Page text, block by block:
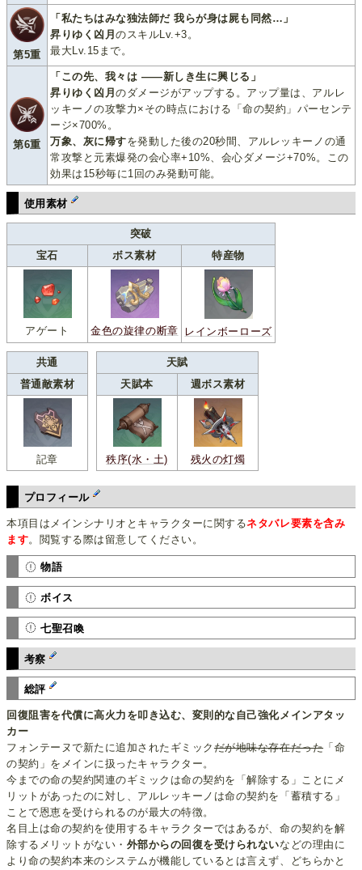
第5重
「私たちはみな独法師だ 我らが身は屍も同然…」
昇りゆく凶月のスキルLv.+3。
最大Lv.15まで。
第6重
「この先、我々は ——新しき生に興じる」
昇りゆく凶月のダメージがアップする。アップ量は、アルレ
ッキーノの攻撃力×その時点における「命の契約」パーセンテ
ージ×700%。
万象、灰に帰すを発動した後の20秒間、アルレッキーノの通
常攻撃と元素爆発の会心率+10%、会心ダメージ+70%。この
効果は15秒毎に1回のみ発動可能。
使用素材
突破
宝石
ボス素材 特産物
アゲート 金色の旋律の断章 レインボーローズ
共通
普通敵素材
記章
天賦
天賦本
週ボス素材
秩序(水・土) 残火の灯燭
プロフィール
本項目はメインシナリオとキャラクターに関するネタバレ要素を含み
ます。閲覧する際は留意してください。
物語
ボイス
七聖召喚
考察
総評
回復阻害を代償に高火力を叩き込む、変則的な自己強化メインアタッ
カー
フォンテーヌで新たに追加されたギミックだが地味な存在だった 「命
の契約」をメインに扱ったキャラクター。
今までの命の契約関連のギミックは命の契約を「解除する」ことにメ
リットがあったのに対し、アルレッキーノは命の契約を「蓄積する」
ことで恩恵を受けられるのが最大の特徴。
名目上は命の契約を使用するキャラクターではあるが、命の契約を解
除するメリットがない・ 外部からの回復を受けられないなどの理由に
より命の契約本来のシステムが機能しているとは言えず、どちらかと